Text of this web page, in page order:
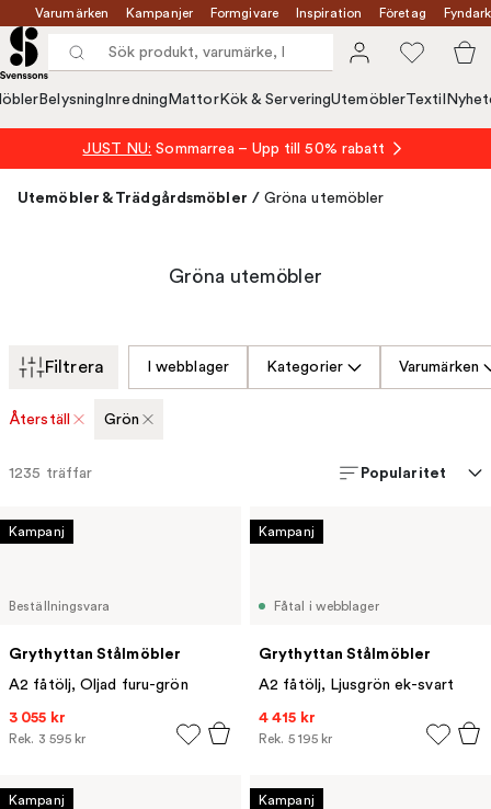
Varumärken Kampanjer Formgivare Inspiration Företag
Belysning Inredning MattorKök & ServeringUtemöblerTextil
JUST NU: Sommarrea – Upp till 50% rabatt
Utemöbler & Trädgårdsmöbler / Gröna utemöbler
Gröna utemöbler
Filtrera I webblager Kategorier Varumärken
Återställ Grön
1235 träffar Popularitet
Beställningsvara
Grythyttan Stålmöbler
A2 fåtölj, Oljad furu-grön
3 055 kr
Rek. 3 595 kr
Kampanj
Fåtal i webblager
Grythyttan Stålmöbler
A2 fåtölj, Ljusgrön ek-svart
4 415 kr
Rek. 5 195 kr
Kampanj
Kampanj Kampanj